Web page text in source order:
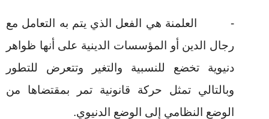
- العلمنة هي الفعل الذي يتم به التعامل مع
رجال الدين أو المؤسسات الدينية على أنها ظواهر
دنيوية تخضع للنسبية والتغير وتتعرض للتطور
وبالتالي تمثل حركة قانونية تمر بمقتضاها من
الوضع النظامي إلى الوضع الدنيوي.